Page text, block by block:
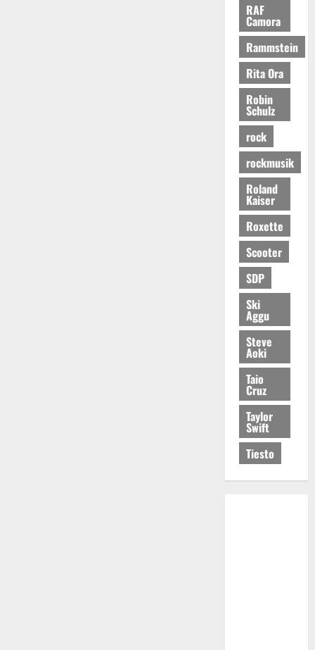
RAF
Camora
Rammstein
Rita Ora
Robin
Schulz
rock
rockmusik
Roland
Kaiser
Roxette
Scooter
SDP
Ski
Aggu
Steve
Aoki
Taio
Cruz
Taylor
Swift
Tiesto